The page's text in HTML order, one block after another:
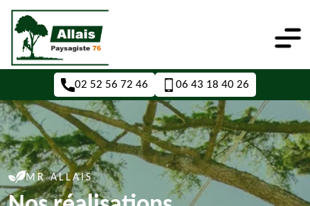
02 52 56 72 46 06 43 18 40 26
MR ALLAIS